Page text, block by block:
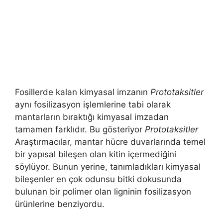
Fosillerde kalan kimyasal imzanın Prototaksitler
aynı fosilizasyon işlemlerine tabi olarak
mantarların bıraktığı kimyasal imzadan
tamamen farklıdır. Bu gösteriyor Prototaksitler
Araştırmacılar, mantar hücre duvarlarında temel
bir yapısal bileşen olan kitin içermediğini
söylüyor. Bunun yerine, tanımladıkları kimyasal
bileşenler en çok odunsu bitki dokusunda
bulunan bir polimer olan ligninin fosilizasyon
ürünlerine benziyordu.